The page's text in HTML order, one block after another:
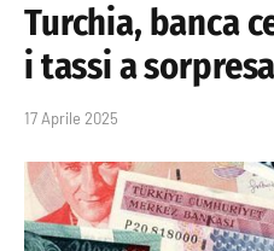
Turchia, banca
i tassi a
17 Aprile 2025